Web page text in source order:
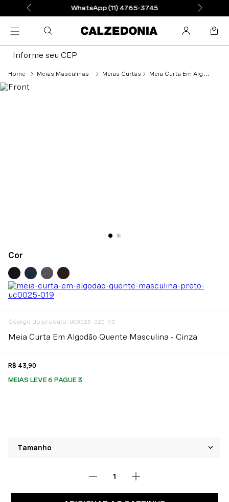
WhatsApp (11) 4765-3745
Informe seu CEP
Meias Masculinas Meias Curtas Meia Curta Em Algodão Quente Masculina - Cinza
: UC0025_020_V3
Meia Curta Em Algodão Quente Masculina - Cinza
R$ 43,90
MEIAS LEVE 6 PAGUE 3